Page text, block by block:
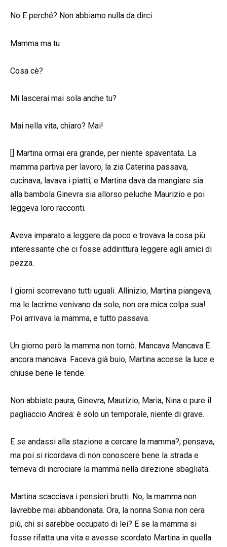
No E perché? Non abbiamo nulla da dirci.
Mamma ma tu
Cosa cè?
Mi lascerai mai sola anche tu?
Mai nella vita, chiaro? Mai!
[] Martina ormai era grande, per niente spaventata. La
mamma partiva per lavoro, la zia Caterina passava,
cucinava, lavava i piatti, e Martina dava da mangiare sia
alla bambola Ginevra sia allorso peluche Maurizio e poi
leggeva loro racconti.
Aveva imparato a leggere da poco e trovava la cosa più
interessante che ci fosse addirittura leggere agli amici di
pezza.
I giorni scorrevano tutti uguali. Allinizio, Martina piangeva,
ma le lacrime venivano da sole, non era mica colpa sua!
Poi arrivava la mamma, e tutto passava.
Un giorno però la mamma non tornò. Mancava Mancava E
ancora mancava. Faceva già buio, Martina accese la luce e
chiuse bene le tende.
Non abbiate paura, Ginevra, Maurizio, Maria, Nina e pure il
pagliaccio Andrea: è solo un temporale, niente di grave.
E se andassi alla stazione a cercare la mamma?, pensava,
ma poi si ricordava di non conoscere bene la strada e
temeva di incrociare la mamma nella direzione sbagliata.
Martina scacciava i pensieri brutti. No, la mamma non
lavrebbe mai abbandonata. Ora, la nonna Sonia non cera
più, chi si sarebbe occupato di lei? E se la mamma si
fosse rifatta una vita e avesse scordato Martina in quella